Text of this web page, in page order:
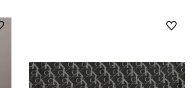
y cambiar en un período de 30 días
tras la recepción.
devoluciones en ropa interior y trajes de